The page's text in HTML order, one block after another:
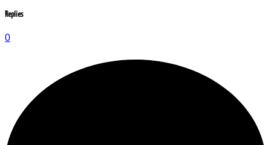
Replies
0